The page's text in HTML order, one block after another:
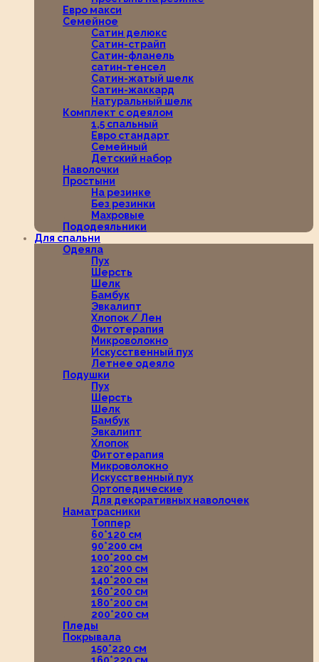
Евро макси
Семейное
Сатин делюкс
Сатин-страйп
Сатин-фланель
сатин-тенсел
Сатин-жатый шелк
Сатин-жаккард
Натуральный шелк
Комплект с одеялом
1,5 спальный
Евро стандарт
Семейный
Детский набор
Наволочки
Простыни
На резинке
Без резинки
Махровые
Пододеяльники
Для спальни
Одеяла
Пух
Шерсть
Шелк
Бамбук
Эвкалипт
Хлопок / Лен
Фитотерапия
Микроволокно
Искусственный пух
Летнее одеяло
Подушки
Пух
Шерсть
Шелк
Бамбук
Эвкалипт
Хлопок
Фитотерапия
Микроволокно
Искусственный пух
Ортопедические
Для декоративных наволочек
Наматрасники
Топпер
60*120 см
90*200 см
100*200 см
120*200 см
140*200 см
160*200 см
180*200 см
200*200 см
Пледы
Покрывала
150*220 см